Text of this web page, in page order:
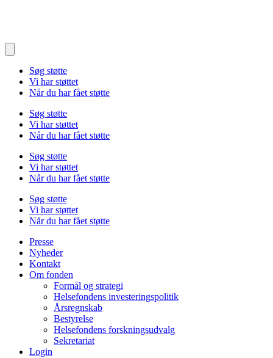
Søg støtte
Vi har støttet
Når du har fået støtte
Søg støtte
Vi har støttet
Når du har fået støtte
Søg støtte
Vi har støttet
Når du har fået støtte
Søg støtte
Vi har støttet
Når du har fået støtte
Presse
Nyheder
Kontakt
Om fonden
Formål og strategi
Helsefondens investeringspolitik
Årsregnskab
Bestyrelse
Helsefondens forskningsudvalg
Sekretariat
Login